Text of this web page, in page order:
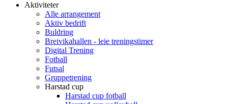
Aktiviteter
Alle arrangement
Aktiv bedrift
Buldring
Breivikahallen - leie treningstimer
Digital Trening
Fotball
Futsal
Gruppetrening
Harstad cup
Harstad cup fotball